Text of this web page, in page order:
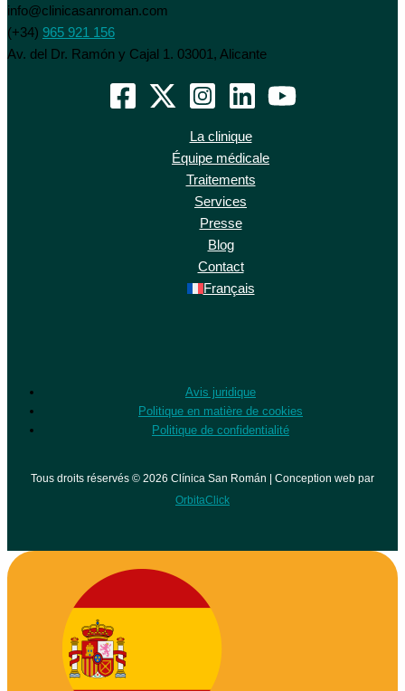
info@clinicasanroman.com
(+34) 965 921 156
Av. del Dr. Ramón y Cajal 1. 03001, Alicante
La clinique
Équipe médicale
Traitements
Services
Presse
Blog
Contact
Français
Avis juridique
Politique en matière de cookies
Politique de confidentialité
Tous droits réservés © 2026 Clínica San Román | Conception web par
OrbitaClick